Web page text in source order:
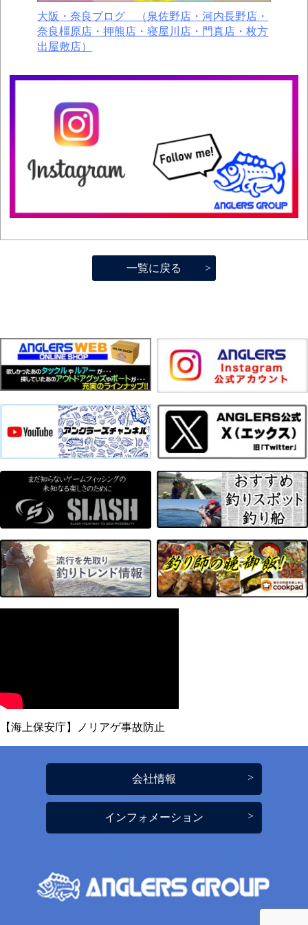
大阪・奈良ブログ （泉佐野店・河内長野店・
奈良橿原店・押熊店・寝屋川店・門真店・枚方
出屋敷店）
一覧に戻る
【海上保安庁】ノリアゲ事故防止
会社情報
インフォメーション